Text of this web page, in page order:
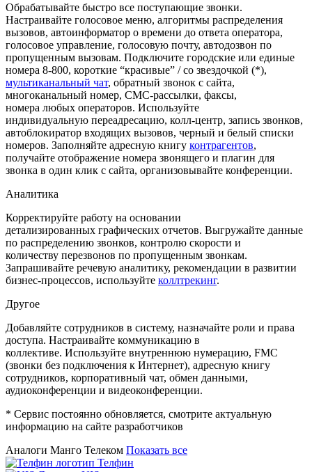
Обрабатывайте быстро все поступающие звонки.
Настраивайте голосовое меню, алгоритмы распределения
вызовов, автоинформатор о времени до ответа оператора,
голосовое управление, голосовую почту, автодозвон по
пропущенным вызовам. Подключите городские или единые
номера 8-800, короткие “красивые” / со звездочкой (*),
мультиканальный чат, обратный звонок с сайта,
многоканальный номер, СМС-рассылки, факсы,
номера любых операторов. Используйте
индивидуальную переадресацию, колл-центр, запись звонков,
автоблокиратор входящих вызовов, черный и белый списки
номеров. Заполняйте адресную книгу контрагентов,
получайте отображение номера звонящего и плагин для
звонка в один клик с сайта, организовывайте конференции.
Аналитика
Корректируйте работу на основании
детализированных графических отчетов. Выгружайте данные
по распределению звонков, контролю скорости и
количеству перезвонов по пропущенным звонкам.
Запрашивайте речевую аналитику, рекомендации в развитии
бизнес-процессов, используйте коллтрекинг.
Другое
Добавляйте сотрудников в систему, назначайте роли и права
доступа. Настраивайте коммуникацию в
коллективе. Используйте внутреннюю нумерацию, FMC
(звонки без подключения к Интернет), адресную книгу
сотрудников, корпоративный чат, обмен данными,
аудиоконференции и видеоконференции.
* Сервис постоянно обновляется, смотрите актуальную
информацию на сайте разработчиков
Аналоги Манго Телеком Показать все
Телфин